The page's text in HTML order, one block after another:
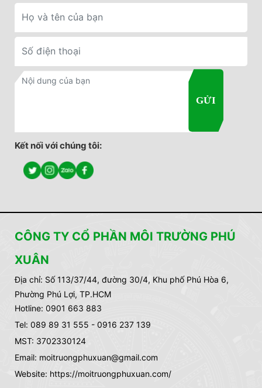
Kết nối với chúng tôi:
CÔNG TY CỔ PHẦN MÔI TRƯỜNG PHÚ
XUÂN
Địa chỉ: Số 113/37/44, đường 30/4, Khu phố Phú Hòa 6,
Phường Phú Lợi, TP.HCM
Hotline: 0901 663 883
Tel: 089 89 31 555 - 0916 237 139
MST: 3702330124
Email: moitruongphuxuan@gmail.com
Website: https://moitruongphuxuan.com/